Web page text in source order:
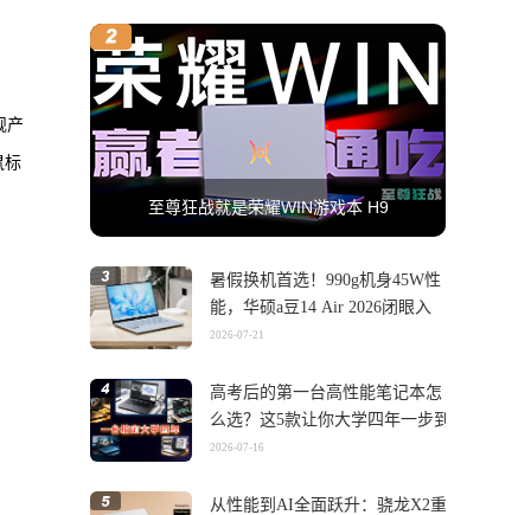
产
标
至尊狂战就是荣耀WIN游戏本 H9
暑假换机首选！990g机身45W性
能，华硕a豆14 Air 2026闭眼入
2026-07-21
高考后的第一台高性能笔记本怎
么选？这5款让你大学四年一步到
位
2026-07-16
从性能到AI全面跃升：骁龙X2重